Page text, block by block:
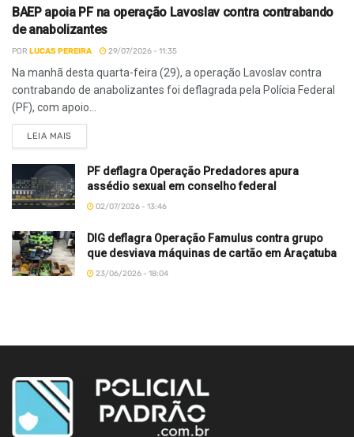
BAEP apoia PF na operação Lavoslav contra contrabando
de anabolizantes
POR LUCAS PEREIRA 29/07/2026 - 11:35
Na manhã desta quarta-feira (29), a operação Lavoslav contra
contrabando de anabolizantes foi deflagrada pela Polícia Federal
(PF), com apoio...
LEIA MAIS
PF deflagra Operação Predadores apura
assédio sexual em conselho federal
02/07/2026 - 13:46
DIG deflagra Operação Famulus contra grupo
que desviava máquinas de cartão em Araçatuba
23/06/2026 - 18:04